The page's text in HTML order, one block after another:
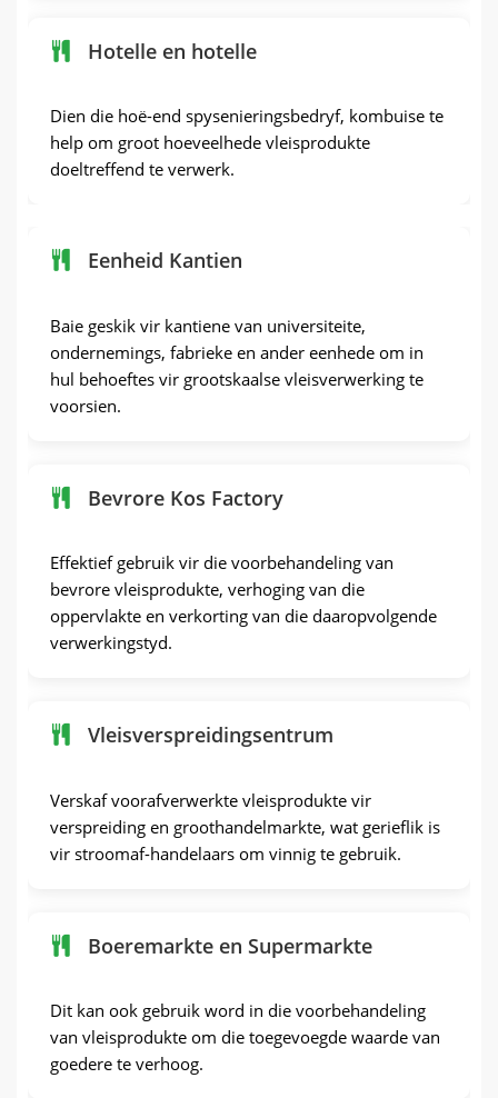
Hotelle en hotelle
Dien die hoë-end spysenieringsbedryf, kombuise te
help om groot hoeveelhede vleisprodukte
doeltreffend te verwerk.
Eenheid Kantien
Baie geskik vir kantiene van universiteite,
ondernemings, fabrieke en ander eenhede om in
hul behoeftes vir grootskaalse vleisverwerking te
voorsien.
Bevrore Kos Factory
Effektief gebruik vir die voorbehandeling van
bevrore vleisprodukte, verhoging van die
oppervlakte en verkorting van die daaropvolgende
verwerkingstyd.
Vleisverspreidingsentrum
Verskaf voorafverwerkte vleisprodukte vir
verspreiding en groothandelmarkte, wat gerieflik is
vir stroomaf-handelaars om vinnig te gebruik.
Boeremarkte en Supermarkte
Dit kan ook gebruik word in die voorbehandeling
van vleisprodukte om die toegevoegde waarde van
goedere te verhoog.